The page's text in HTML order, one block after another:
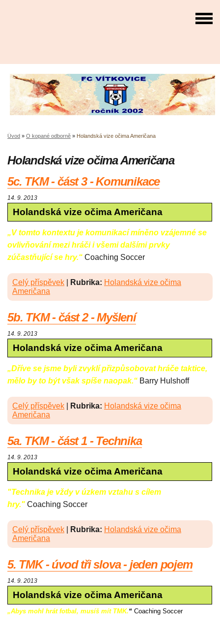
Úvod » O kopané odborně » Holandská vize očima Američana
Holandská vize očima Američana
5c. TKM - část 3 - Komunikace
14. 9. 2013
Holandská vize očima Američana
„V tomto kontextu je komunikací míněno vzájemné se
ovlivňování mezi hráči i všemi dalšími prvky
zúčastňující se hry.“ Coaching Soccer
Celý příspěvek Rubrika: Holandská vize očima
Američana
5b. TKM - část 2 - Myšlení
14. 9. 2013
Holandská vize očima Američana
„Dříve se jsme byli zvyklí přizpůsobovat hráče taktice,
mělo by to být však spíše naopak.“ Barry Hulshoff
Celý příspěvek Rubrika: Holandská vize očima
Američana
5a. TKM - část 1 - Technika
14. 9. 2013
Holandská vize očima Američana
"Technika je vždy v úzkem vztahu s cílem
hry." Coaching Soccer
Celý příspěvek Rubrika: Holandská vize očima
Američana
5. TMK - úvod tři slova - jeden pojem
14. 9. 2013
Holandská vize očima Američana
„Abys mohl hrát fotbal, musíš mít TMK.“ Coaching Soccer